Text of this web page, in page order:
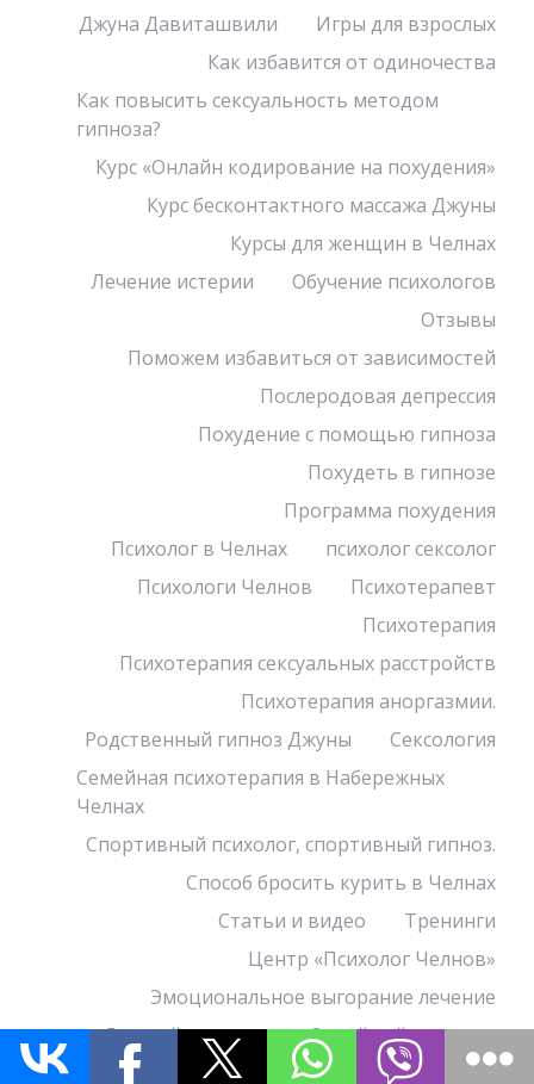
Джуна Давиташвили
Игры для взрослых
Как избавится от одиночества
Как повысить сексуальность методом
гипноза?
Курс «Онлайн кодирование на похудения»
Курс бесконтактного массажа Джуны
Курсы для женщин в Челнах
Лечение истерии
Обучение психологов
Отзывы
Поможем избавиться от зависимостей
Послеродовая депрессия
Похудение с помощью гипноза
Похудеть в гипнозе
Программа похудения
Психолог в Челнах
психолог сексолог
Психологи Челнов
Психотерапевт
Психотерапия
Психотерапия сексуальных расстройств
Психотерапия аноргазмии.
Родственный гипноз Джуны
Сексология
Семейная психотерапия в Набережных
Челнах
Спортивный психолог, спортивный гипноз.
Способ бросить курить в Челнах
Статьи и видео
Тренинги
Центр «Психолог Челнов»
Эмоциональное выгорание лечение
Детский психолог
Семейный психолог